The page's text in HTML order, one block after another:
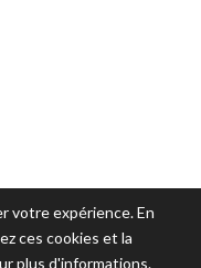
votre expérience. En
ces cookies et la
plus d'informations.